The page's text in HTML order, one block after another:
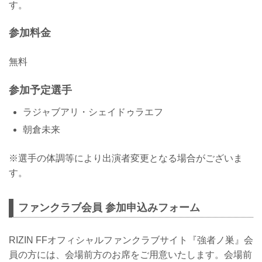
す。
参加料金
無料
参加予定選手
ラジャブアリ・シェイドゥラエフ
朝倉未来
※選手の体調等により出演者変更となる場合がございま
す。
ファンクラブ会員 参加申込みフォーム
RIZIN FFオフィシャルファンクラブサイト『強者ノ巣』会
員の方には、会場前方のお席をご用意いたします。会場前